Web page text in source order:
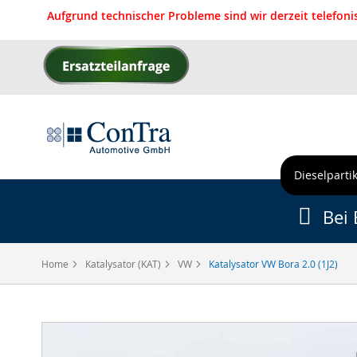
Aufgrund technischer Probleme sind wir derzeit
Direkt
zum
Home Katalysator (KAT) VW Katalysator VW Bora 2.0 (1J2)
Bei